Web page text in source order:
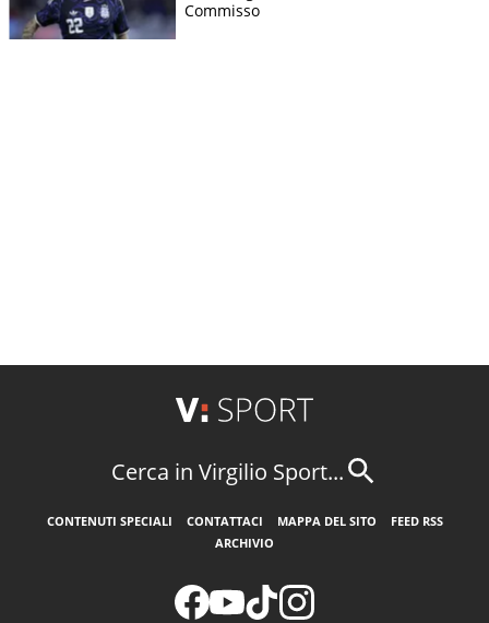
Commisso
Cerca in Virgilio Sport...
CONTENUTI SPECIALI CONTATTACI MAPPA DEL SITO
FEED RSS
ARCHIVIO